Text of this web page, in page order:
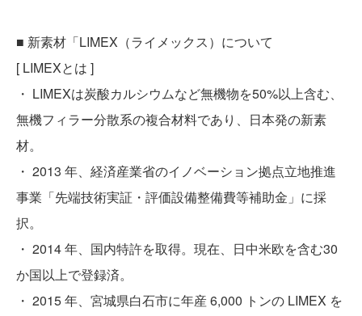
■ 新素材「LIMEX（ライメックス）について
[ LIMEXとは ]
・ LIMEXは炭酸カルシウムなど無機物を50%以上含む、
無機フィラー分散系の複合材料であり、日本発の新素
材。
・ 2013 年、経済産業省のイノベーション拠点立地推進
事業「先端技術実証・評価設備整備費等補助金」に採
択。
・ 2014 年、国内特許を取得。現在、日中米欧を含む30
か国以上で登録済。
・ 2015 年、宮城県白石市に年産 6,000 トンの LIMEX を